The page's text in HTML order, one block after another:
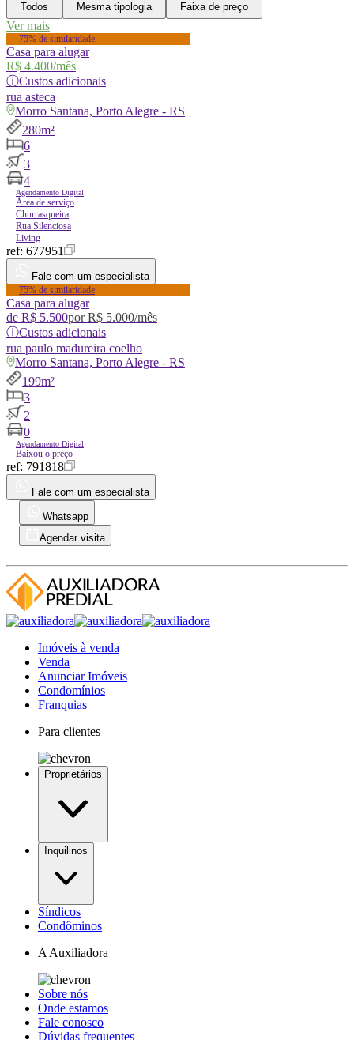
Todos Mesma tipologia Faixa de preço
Ver mais
75% de similaridade
Casa para alugar
R$ 4.400/mês
ⓘCustos adicionais
rua asteca
Morro Santana, Porto Alegre - RS
280m²
6
3
4
Agendamento Digital
Área de serviço
Churrasqueira
Rua Silenciosa
Living
ref: 677951
Fale com um especialista
75% de similaridade
Casa para alugar
de R$ 5.500porR$ 5.000/mês
ⓘCustos adicionais
rua paulo madureira coelho
Morro Santana, Porto Alegre - RS
199m²
3
2
0
Agendamento Digital
Baixou o preço
ref: 791818
Fale com um especialista
Whatsapp
Agendar visita
Imóveis à venda
Venda
Anunciar Imóveis
Condomínios
Franquias
Para clientes
Proprietários
Inquilinos
Síndicos
Condôminos
A Auxiliadora
Sobre nós
Onde estamos
Fale conosco
Dúvidas frequentes